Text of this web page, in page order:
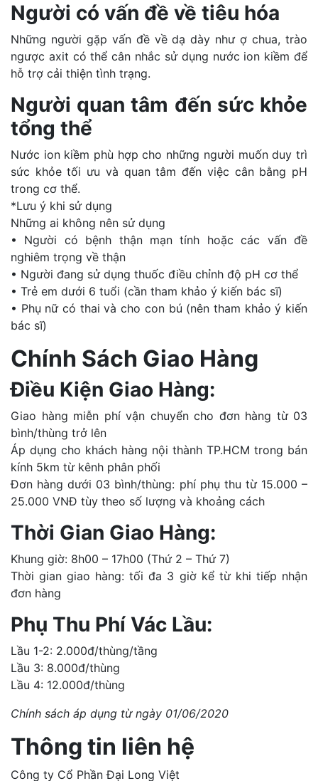
Người có vấn đề về tiêu hóa
Những người gặp vấn đề về dạ dày như ợ chua, trào
ngược axit có thể cân nhắc sử dụng nước ion kiềm để
hỗ trợ cải thiện tình trạng.
Người quan tâm đến sức khỏe
tổng thể
Nước ion kiềm phù hợp cho những người muốn duy trì
sức khỏe tối ưu và quan tâm đến việc cân bằng pH
trong cơ thể.
*Lưu ý khi sử dụng
Những ai không nên sử dụng
• Người có bệnh thận mạn tính hoặc các vấn đề
nghiêm trọng về thận
• Người đang sử dụng thuốc điều chỉnh độ pH cơ thể
• Trẻ em dưới 6 tuổi (cần tham khảo ý kiến bác sĩ)
• Phụ nữ có thai và cho con bú (nên tham khảo ý kiến
bác sĩ)
Chính Sách Giao Hàng
Điều Kiện Giao Hàng:
Giao hàng miễn phí vận chuyển cho đơn hàng từ 03
bình/thùng trở lên
Áp dụng cho khách hàng nội thành TP.HCM trong bán
kính 5km từ kênh phân phối
Đơn hàng dưới 03 bình/thùng: phí phụ thu từ 15.000 –
25.000 VNĐ tùy theo số lượng và khoảng cách
Thời Gian Giao Hàng:
Khung giờ: 8h00 – 17h00 (Thứ 2 – Thứ 7)
Thời gian giao hàng: tối đa 3 giờ kể từ khi tiếp nhận
đơn hàng
Phụ Thu Phí Vác Lầu:
Lầu 1-2: 2.000đ/thùng/tầng
Lầu 3: 8.000đ/thùng
Lầu 4: 12.000đ/thùng
Chính sách áp dụng từ ngày 01/06/2020
Thông tin liên hệ
Công ty Cổ Phần Đại Long Việt